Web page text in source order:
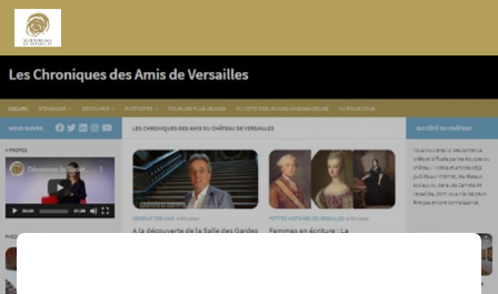
Skip to content